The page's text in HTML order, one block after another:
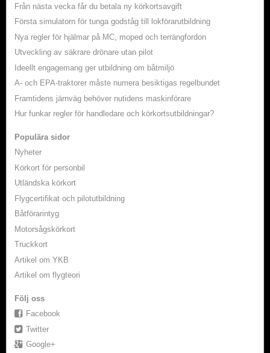
Från nästa vecka får du betala ny körkortsavgift
Första simulatorn för tunga godståg till lokförarutbildning
Nya regler för hjälmar på MC, moped och terrängfordon
Utveckling av säkrare drönare utan pilot
Ideellt engagemang ger utbildning om båtmiljö
A- och EPA-traktorer måste numera besiktigas regelbundet
Framtidens järnväg behöver nutidens maskinförare
Hur funkar regler för handledare och körkortsutbildningar?
Populära sidor
Nyheter
Körkort för personbil
Utländska körkort
Flygcertifikat och pilotutbildning
Båtförarintyg
Motorsågskörkort
Truckkort
Artikel om YKB
Artikel om flygteori
Följ oss
Facebook
Twitter
Google+